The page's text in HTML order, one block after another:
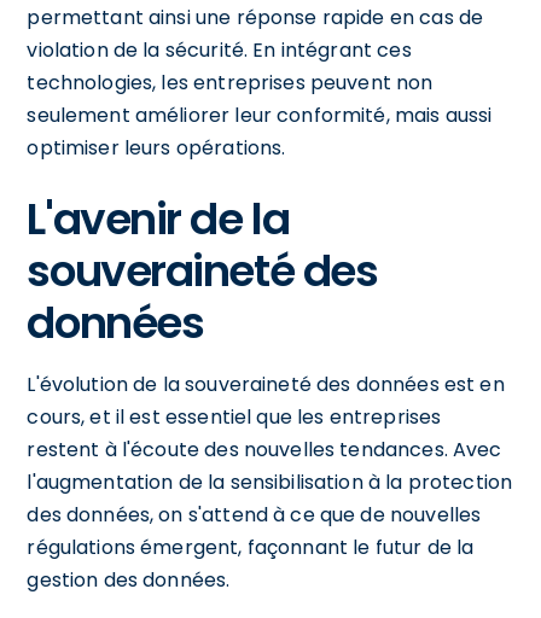
permettant ainsi une réponse rapide en cas de
violation de la sécurité. En intégrant ces
technologies, les entreprises peuvent non
seulement améliorer leur conformité, mais aussi
optimiser leurs opérations.
L'avenir de la
souveraineté des
données
L'évolution de la souveraineté des données est en
cours, et il est essentiel que les entreprises
restent à l'écoute des nouvelles tendances. Avec
l'augmentation de la sensibilisation à la protection
des données, on s'attend à ce que de nouvelles
régulations émergent, façonnant le futur de la
gestion des données.